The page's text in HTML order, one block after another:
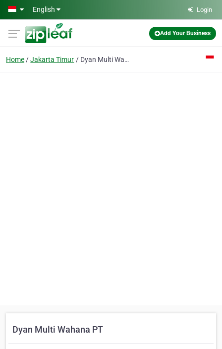
Skip to main content
English Login
Add Your Business
Home Jakarta Timur Dyan Multi Wahana PT
Dyan Multi Wahana PT